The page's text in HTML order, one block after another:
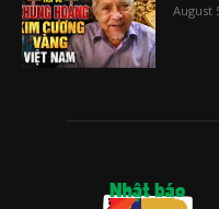
August